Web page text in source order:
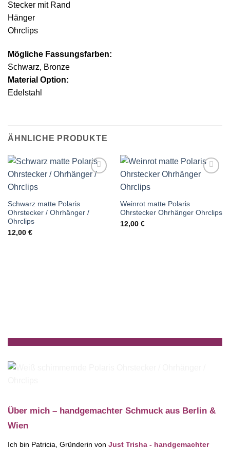
Stecker mit Rand
Hänger
Ohrclips
Mögliche Fassungsfarben:
Schwarz, Bronze
Material Option:
Edelstahl
ÄHNLICHE PRODUKTE
Auf die
Schwarz matte Polaris
Ohrstecker / Ohrhänger /
Ohrclips
12,00 €
Auf die
Weinrot matte Polaris
Ohrstecker Ohrhänger Ohrclips
12,00 €
Über mich – handgemachter Schmuck aus Berlin &
Wien
Ich bin Patricia, Gründerin von Just Trisha - handgemachter